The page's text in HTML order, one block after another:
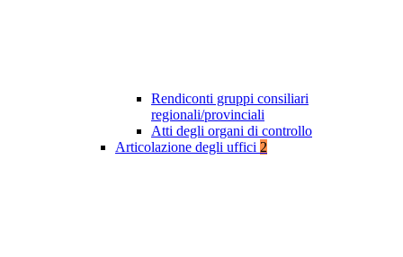
Rendiconti gruppi consiliari
regionali/provinciali
Atti degli organi di controllo
Articolazione degli uffici 2